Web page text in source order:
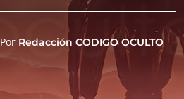
Por Redacción CODIGO OCULTO